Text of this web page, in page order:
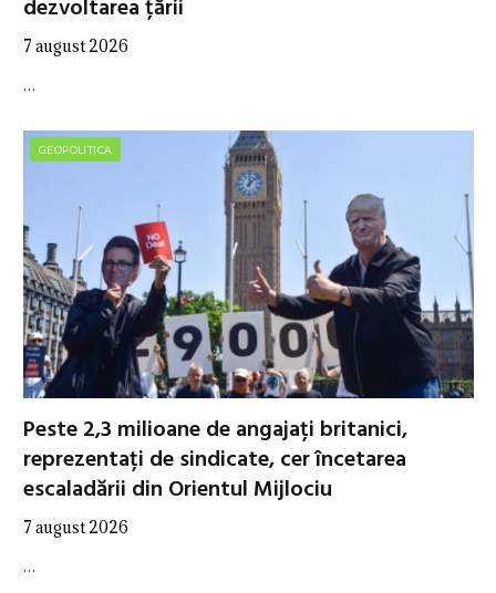
dezvoltarea țării
7 august 2026
…
GEOPOLITICA
Peste 2,3 milioane de angajați britanici,
reprezentați de sindicate, cer încetarea
escaladării din Orientul Mijlociu
7 august 2026
…